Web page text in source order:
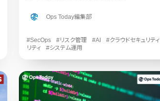
Ops Today編集部
#SecOps #リスク管理 #AI #クラウドセキュリティ
リティ
#システム運用